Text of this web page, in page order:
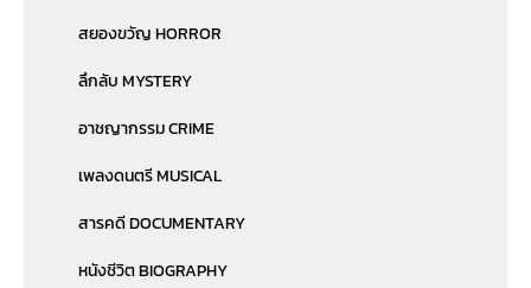
สยองขวัญ HORROR
ลึกลับ MYSTERY
อาชญากรรม CRIME
เพลงดนตรี MUSICAL
สารคดี DOCUMENTARY
หนังชีวิต BIOGRAPHY